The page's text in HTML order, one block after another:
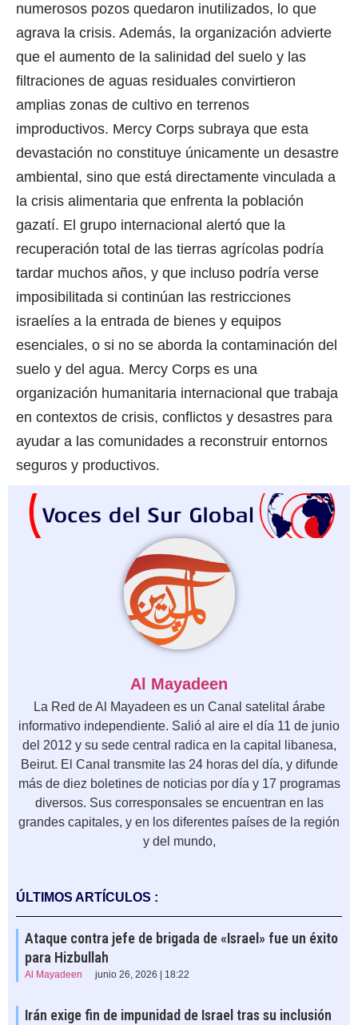
numerosos pozos quedaron inutilizados, lo que
agrava la crisis. Además, la organización advierte
que el aumento de la salinidad del suelo y las
filtraciones de aguas residuales convirtieron
amplias zonas de cultivo en terrenos
improductivos. Mercy Corps subraya que esta
devastación no constituye únicamente un desastre
ambiental, sino que está directamente vinculada a
la crisis alimentaria que enfrenta la población
gazatí. El grupo internacional alertó que la
recuperación total de las tierras agrícolas podría
tardar muchos años, y que incluso podría verse
imposibilitada si continúan las restricciones
israelíes a la entrada de bienes y equipos
esenciales, o si no se aborda la contaminación del
suelo y del agua. Mercy Corps es una
organización humanitaria internacional que trabaja
en contextos de crisis, conflictos y desastres para
ayudar a las comunidades a reconstruir entornos
seguros y productivos.
Al Mayadeen
La Red de Al Mayadeen es un Canal satelital árabe
informativo independiente. Salió al aire el día 11 de junio
del 2012 y su sede central radica en la capital libanesa,
Beirut. El Canal transmite las 24 horas del día, y difunde
más de diez boletines de noticias por día y 17 programas
diversos. Sus corresponsales se encuentran en las
grandes capitales, y en los diferentes países de la región
y del mundo,
ÚLTIMOS ARTÍCULOS :
Ataque contra jefe de brigada de «Israel» fue un éxito
para Hizbullah
Al Mayadeen junio 26, 2026 | 18:22
Irán exige fin de impunidad de Israel tras su inclusión